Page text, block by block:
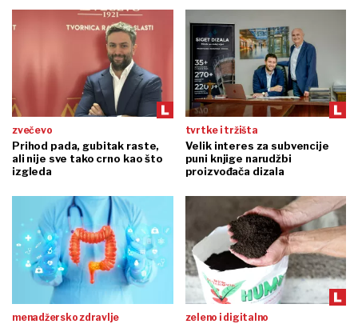
zvečevo
Prihod pada, gubitak raste,
ali nije sve tako crno kao što
izgleda
tvrtke i tržišta
Velik interes za subvencije
puni knjige narudžbi
proizvođača dizala
menadžersko zdravlje zeleno i digitalno